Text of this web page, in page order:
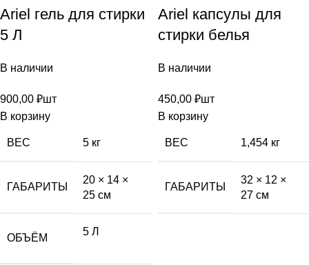
Ariel гель для стирки
5 Л
В наличии
900,00 ₽шт
В корзину
ВЕС 5 кг
ГАБАРИТЫ
20 × 14 ×
25 см
ОБЪЁМ
5 Л
Ariel капсулы для
стирки белья
В наличии
450,00 ₽шт
В корзину
ВЕС 1,454 кг
ГАБАРИТЫ
32 × 12 ×
27 см